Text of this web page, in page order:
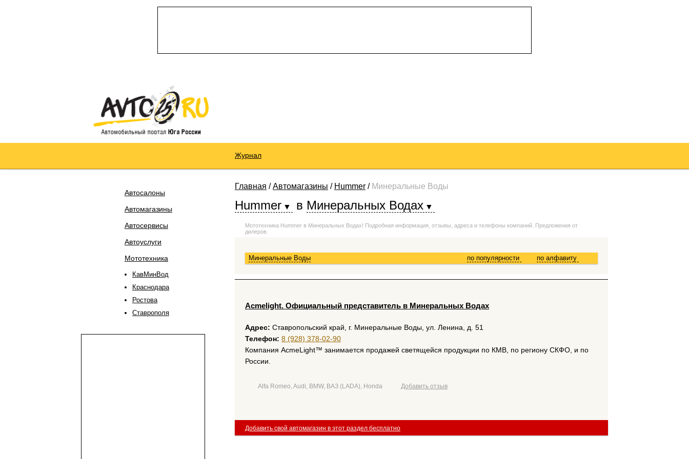
Журнал
Автосалоны
Автомагазины
Автосервисы
Автоуслуги
Мототехника
КавМинВод
Краснодара
Ростова
Ставрополя
Главная /Автомагазины / Hummer / Минеральные Воды
Hummer в Минеральных Водах
Мототехника Hummer в Минеральных Водах! Подробная информация, отзывы, адреса и телефоны компаний. Предложения от
дилеров.
Минеральные Воды по алфавиту
по популярности
Acmelight. Официальный представитель в Минеральных Водах
Адрес: Ставропольский край, г. Минеральные Воды, ул. Ленина, д. 51
Телефон: 8 (928) 378-02-90
Компания AcmeLight™ занимается продажей светящейся продукции по КМВ, по региону СКФО, и по
России.
Alfa Romeo, Audi, BMW, ВАЗ (LADA), Honda Добавить отзыв
Добавить свой автомагазин в этот раздел бесплатно